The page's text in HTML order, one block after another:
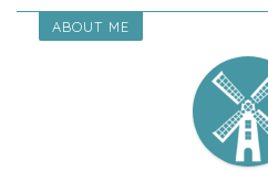
ABOUT ME